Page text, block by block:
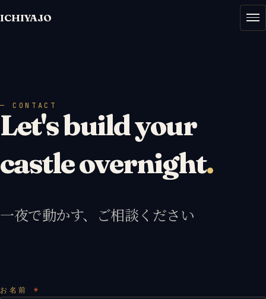
ICHIYAJO
— CONTACT
Let's build your
castle overnight.
一夜で動かす、ご相談ください
お名前